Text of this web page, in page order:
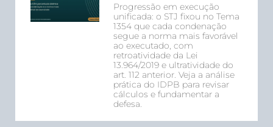
Progressão em execução
unificada: o STJ fixou no Tema
1354 que cada condenação
segue a norma mais favorável
ao executado, com
retroatividade da Lei
13.964/2019 e ultratividade do
art. 112 anterior. Veja a análise
prática do IDPB para revisar
cálculos e fundamentar a
defesa.